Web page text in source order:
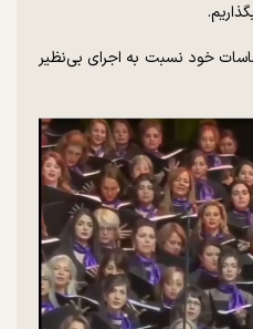
خود نسبت به اجرای بی‌نظیر